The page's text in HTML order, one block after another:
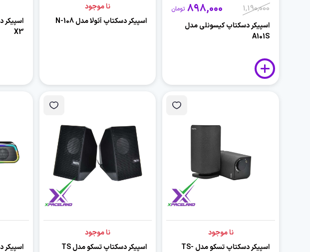
1,190,000
898,000 تومان
اسپیکر دسکتاپ کیسونلی مدل
A101S
نا موجود
اسپیکر دسکتاپ آئولا مدل N-108
X3
نا موجود
اسپیکر دسکتاپ تسکو مدل TS-
نا موجود
اسپیکر دسکتاپ تسکو مدل TS
اسپیکر